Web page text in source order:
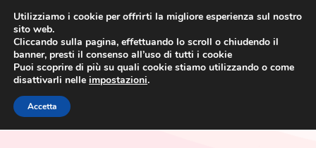
Utilizziamo i cookie per offrirti la migliore esperienza sul nostro
sito web.
Cliccando sulla pagina, effettuando lo scroll o chiudendo il
banner, presti il consenso all’uso di tutti i cookie
Puoi scoprire di più su quali cookie stiamo utilizzando o come
disattivarli nelle impostazioni.
Accetta